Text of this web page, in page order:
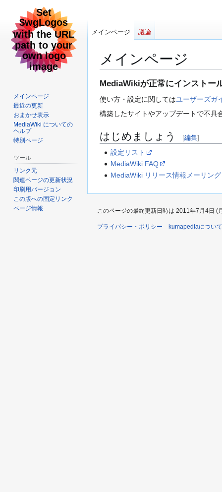
メインページ
ナ
ゲ
ー
ョ
検
に
移
MediaWikiが正常にインストー
使い方・設定に関してはユーザーズガ
構築したサイトやアップデートで不具
はじめましょう [編集]
設定リスト
MediaWiki FAQ
MediaWiki リリース情報メーリン
メインページ 議論
メインページ
最近の更新
おまかせ表示
MediaWiki についての
ヘルプ
特別ページ
ツール
リンク元
関連ページの更新状況
印刷用バージョン
この版への固定リンク
ページ情報
このページの最終更新日時は 2011年7月4日 (
プライバシー・ポリシー kumapediaについて